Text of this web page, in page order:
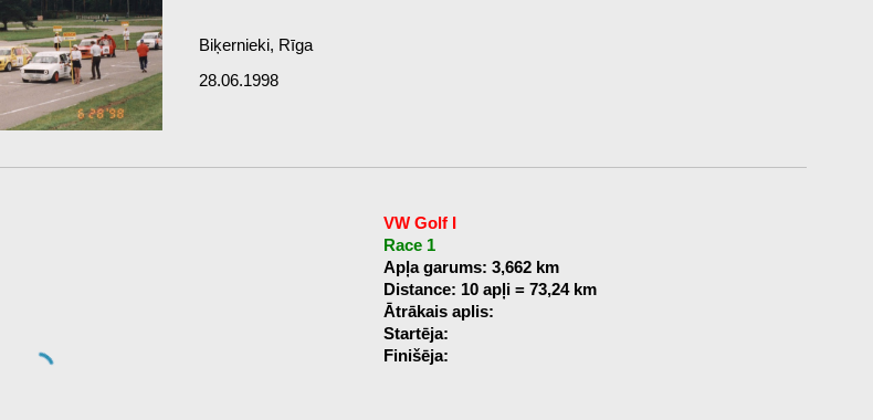
Biķernieki, Rīga
28.06.1998
VW Golf I
Race 1
Apļa garums: 3,662 km
Distance: 10 apļi = 73,24 km
Ātrākais aplis:
Startēja:
Finišēja: